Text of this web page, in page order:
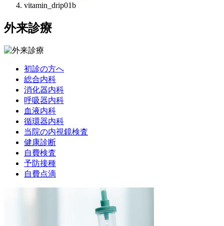
vitamin_drip01b
外来診療
初診の方へ
総合内科
消化器内科
呼吸器内科
血液内科
循環器内科
当院の内視鏡検査
健康診断
自費検査
予防接種
自費点滴